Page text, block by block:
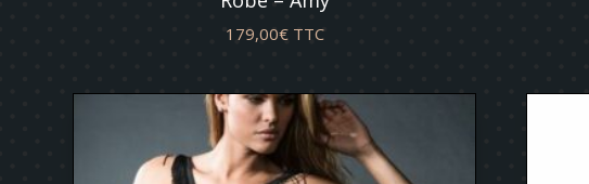
179,00€ TTC